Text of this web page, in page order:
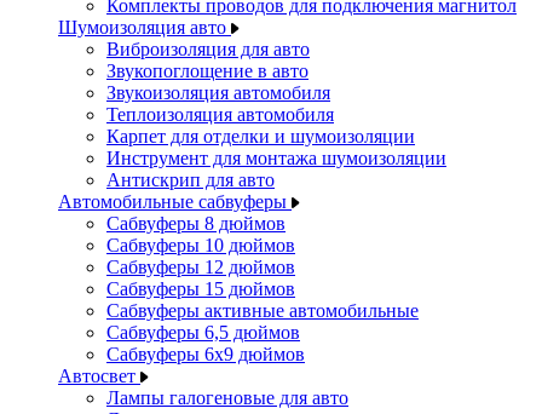
Комплекты проводов для подключения магнитол
Шумоизоляция авто
Виброизоляция для авто
Звукопоглощение в авто
Звукоизоляция автомобиля
Теплоизоляция автомобиля
Карпет для отделки и шумоизоляции
Инструмент для монтажа шумоизоляции
Антискрип для авто
Автомобильные сабвуферы
Сабвуферы 8 дюймов
Сабвуферы 10 дюймов
Сабвуферы 12 дюймов
Сабвуферы 15 дюймов
Сабвуферы активные автомобильные
Сабвуферы 6,5 дюймов
Сабвуферы 6x9 дюймов
Автосвет
Лампы галогеновые для авто